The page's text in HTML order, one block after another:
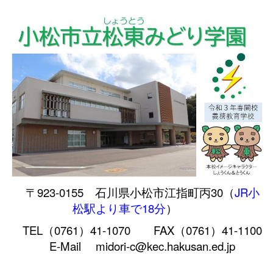
〒923-0155 石川県小松市江指町丙30（JR小
松駅より車で18分）
TEL（0761）41-1070 FAX（0761）41-1100
E-Mail midori-c@kec.hakusan.ed.jp